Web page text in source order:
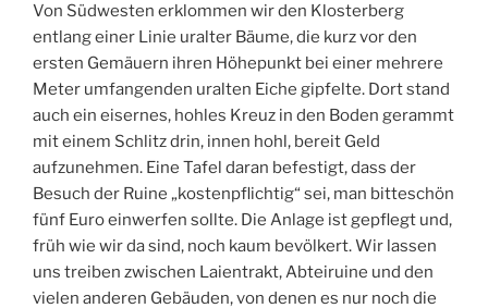
Von Südwesten erklommen wir den Klosterberg
entlang einer Linie uralter Bäume, die kurz vor den
ersten Gemäuern ihren Höhepunkt bei einer mehrere
Meter umfangenden uralten Eiche gipfelte. Dort stand
auch ein eisernes, hohles Kreuz in den Boden gerammt
mit einem Schlitz drin, innen hohl, bereit Geld
aufzunehmen. Eine Tafel daran befestigt, dass der
Besuch der Ruine „kostenpflichtig“ sei, man bitteschön
fünf Euro einwerfen sollte. Die Anlage ist gepflegt und,
früh wie wir da sind, noch kaum bevölkert. Wir lassen
uns treiben zwischen Laientrakt, Abteiruine und den
vielen anderen Gebäuden, von denen es nur noch die